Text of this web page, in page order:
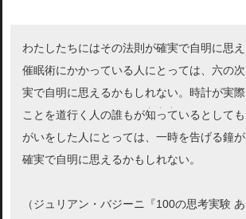
わたしたちにはその法則が確実で自明に思え
催眠術にかかっている人にとっては、六の
実で自明に思えるかもしれない。時計が実
ことを道行く人の誰もが知っているとして
がいをした人にとっては、一時を告げる鐘
確実で自明に思えるかもしれない。
（ジュリアン・バジーニ『100の思考実験